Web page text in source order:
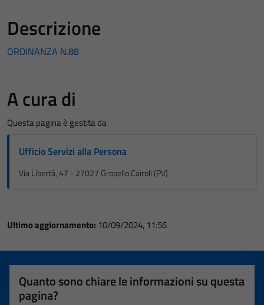
Descrizione
ORDINANZA N.88
A cura di
Questa pagina è gestita da
Ufficio Servizi alla Persona
Via Libertà, 47 - 27027 Gropello Cairoli (PV)
Ultimo aggiornamento: 10/09/2024, 11:56
Quanto sono chiare le informazioni su questa
pagina?